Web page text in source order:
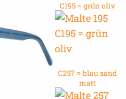
C195 = grün oliv
C257 = blau sand
matt